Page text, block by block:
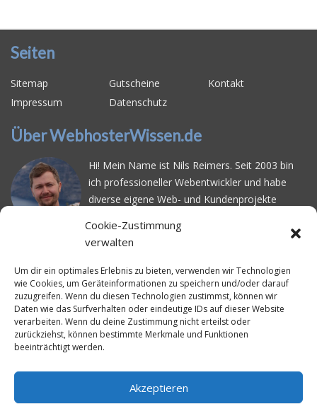
Cookie-Zustimmung
verwalten
Um dir ein optimales Erlebnis zu bieten, verwenden wir Technologien
wie Cookies, um Geräteinformationen zu speichern und/oder darauf
zuzugreifen. Wenn du diesen Technologien zustimmst, können wir
Daten wie das Surfverhalten oder eindeutige IDs auf dieser Website
verarbeiten. Wenn du deine Zustimmung nicht erteilst oder
zurückziehst, können bestimmte Merkmale und Funktionen
beeinträchtigt werden.
Akzeptieren
Seiten
Sitemap Gutscheine
Kontakt
Impressum
Datenschutz
Über WebhosterWissen.de
Hi! Mein Name ist Nils Reimers. Seit 2003 bin
ich professioneller Webentwickler und habe
diverse eigene Web- und Kundenprojekte
schwierig ist gutes Webhosting zu finden: Bei
vielen Anbietern ärgert man sich über
Serverausfälleoder überlangsame
Ladezeiten. Deswegen habe ich im Mai 2016
angefangen, die bekanntesten Webhoster
systematisch zu testen und deren
Erreichbarkeit und Ladezeit für eine typische
Website basierend auf dem beliebten CMS-
System WordPress zu protokollieren. Auf
WebhosterWissen.de werte ich diese